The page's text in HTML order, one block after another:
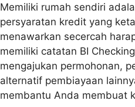
Memiliki rumah sendiri
persyaratan kredit yang
menawarkan secercah
memiliki catatan BI
mengajukan permohonan,
alternatif pembiayaan
membantu Anda membuat